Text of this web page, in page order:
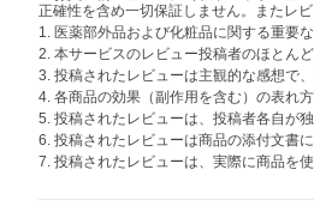
正確性を含め一切保証しません。またレ
1. 医薬部外品および化粧品に関する重要
2. 本サービスのレビュー投稿者のほとん
3. 投稿されたレビューは主観的な感想で
4. 各商品の効果（副作用を含む）の表れ
5. 投稿されたレビューは、投稿者各自が
6. 投稿されたレビューは商品の添付文書
7. 投稿されたレビューは、実際に商品を